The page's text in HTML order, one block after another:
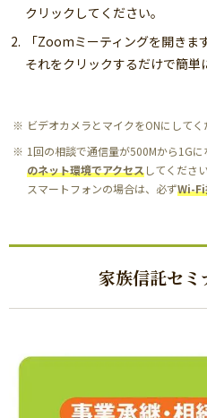
クリックしてください。
「Zoomミーティングを開きま
それをクリックするだけで簡単
ビデオカメラとマイクをONにしてく
1回の相談で通信量が500Mから1Gに
のネット環境でアクセスしてください
スマートフォンの場合は、必ずWi-Fi
家族信託セ